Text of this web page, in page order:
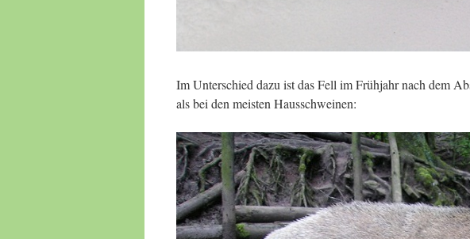
Im Unterschied dazu ist das Fell im Frühjahr nach dem
als bei den meisten Hausschweinen: